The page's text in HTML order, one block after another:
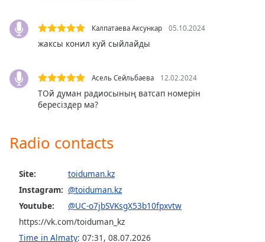
Caption
Area
Size
Edge
Style
Калпатаева Аксункар 05.10.2024
жаксы конил куй сыйлайды
Асель Сейльбаева 12.02.2024
ТОй думан радиосының ватсап номерін
бересіздер ма?
Radio contacts
Site:
toiduman.kz
Instagram: @toiduman.kz
Youtube:
@UC-o7jbSVKsgX53b10fpxvtw
https://vk.com/toiduman_kz
Time in Almaty: 07:31 , 08.07.2026